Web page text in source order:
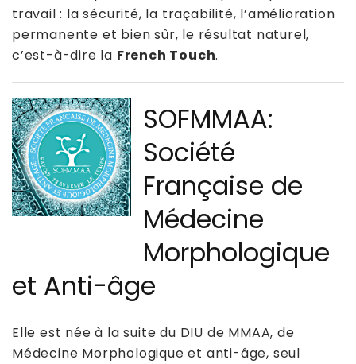
travail : la sécurité, la traçabilité, l’amélioration
permanente et bien sûr, le résultat naturel,
c’est-à-dire la French Touch.
SOFMMAA:
Société
Française de
Médecine
Morphologique
et Anti-âge
Elle est née à la suite du DIU de MMAA, de
Médecine Morphologique et anti-âge, seul